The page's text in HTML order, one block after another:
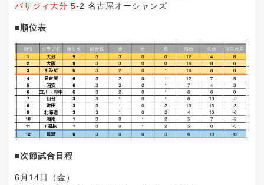
バサジィ大分 5-2 名古屋オーシャンズ
■順位表
■次節試合日程
6月14日（金）